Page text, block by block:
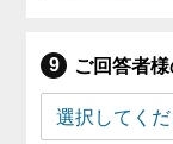
ご回答者様